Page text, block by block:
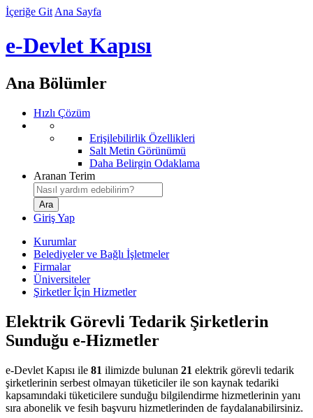
İçeriğe Git Ana Sayfa
e-Devlet Kapısı
Ana Bölümler
Hızlı Çözüm
Erişilebilirlik Özellikleri
Salt Metin Görünümü
Daha Belirgin Odaklama
Aranan Terim
Giriş Yap
Kurumlar
Belediyeler ve Bağlı İşletmeler
Firmalar
Üniversiteler
Şirketler İçin Hizmetler
Elektrik Görevli Tedarik Şirketlerin
Sunduğu e-Hizmetler
e-Devlet Kapısı ile 81 ilimizde bulunan 21 elektrik görevli tedarik
şirketlerinin serbest olmayan tüketiciler ile son kaynak tedariki
kapsamındaki tüketicilere sunduğu bilgilendirme hizmetlerinin yanı
sıra abonelik ve fesih başvuru hizmetlerinden de faydalanabilirsiniz.